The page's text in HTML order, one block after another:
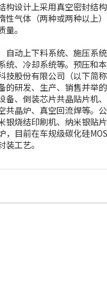
构设计上采用真空密封结
性气体（两种或两种以上
。
自动上下料系统、施压系
统、冷却系统等。预压和本
技股份有限公司（以下简
的研发、生产、销售并举
备、倒装芯片共晶贴片机
共晶炉、真空回流焊等。
银烧结印刷机、纳米银贴
，目前在车规级碳化硅
工艺。